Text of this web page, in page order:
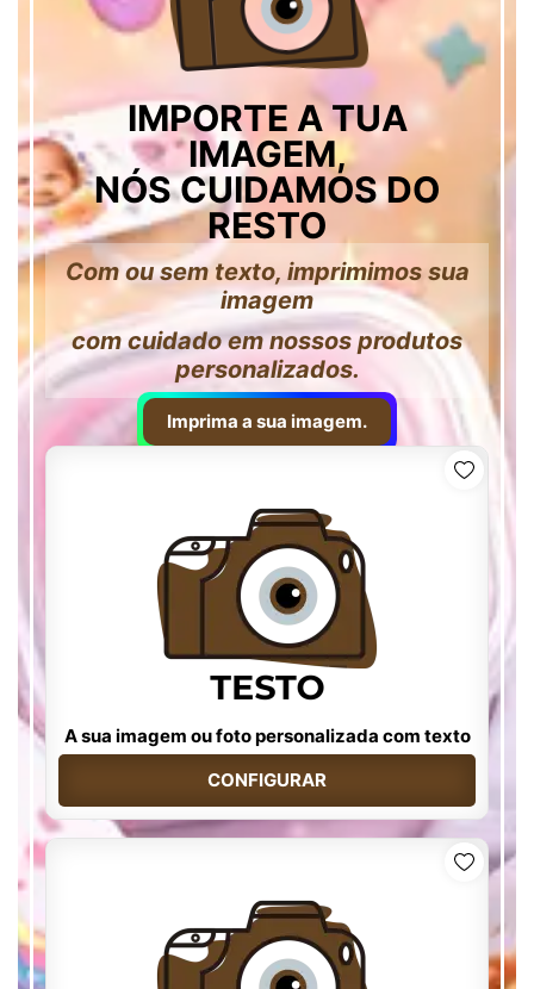
IMPORTE A TUA
IMAGEM,
NÓS CUIDAMOS DO
RESTO
Com ou sem texto, imprimimos sua
imagem
com cuidado em nossos produtos
personalizados.
Imprima a sua imagem.
A sua imagem ou foto personalizada com texto
CONFIGURAR